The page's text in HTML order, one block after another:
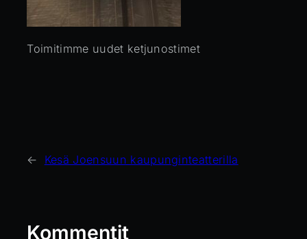
Toimitimme uudet ketjunostimet
← Kesä Joensuun kaupunginteatterilla
Kommentit